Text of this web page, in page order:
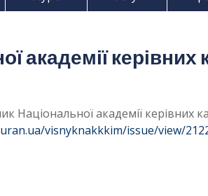
академії
Національної академії керівних
visnyknakkkim/issue/view/